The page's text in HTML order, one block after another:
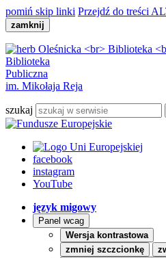
pomiń skip linki Przejdź do treści
zamknij
Biblioteka
Publiczna
im. Mikołaja Reja
szukaj
facebook
instagram
YouTube
język migowy
Panel wcag
Wersja kontrastowa
zmniej szczcionkę